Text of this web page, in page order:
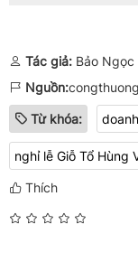
Tác giả: Bảo Ngọc
Nguồn:
Từ khóa:
nghỉ lễ Giỗ Tổ Hùng
Thích